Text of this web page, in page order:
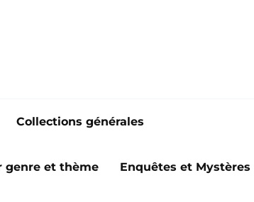
Collections générales
genre et thème Enquêtes et Mystères